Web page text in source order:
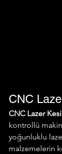
CNC
CNC Lazer
kontrollü
yoğunluklu
malzemelerin